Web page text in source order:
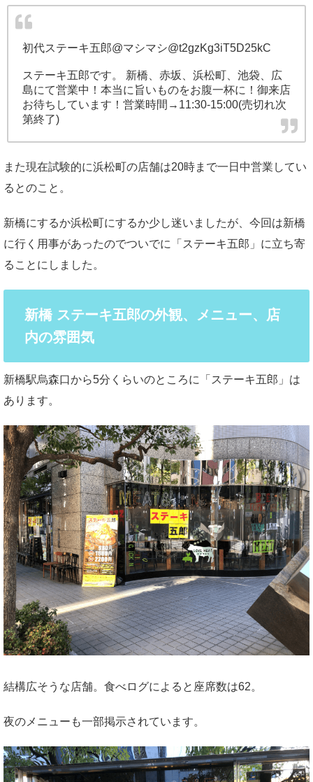
初代ステーキ五郎@マシマシ@t2gzKg3iT5D25kC
ステーキ五郎です。 新橋、赤坂、浜松町、池袋、広
島にて営業中！本当に旨いものをお腹一杯に！御来店
お待ちしています！営業時間→11:30-15:00(売切れ次
第終了)
また現在試験的に浜松町の店舗は20時まで一日中営業してい
るとのこと。
新橋にするか浜松町にするか少し迷いましたが、今回は新橋
に行く用事があったのでついでに「ステーキ五郎」に立ち寄
ることにしました。
新橋 ステーキ五郎の外観、メニュー、店
内の雰囲気
新橋駅烏森口から5分くらいのところに「ステーキ五郎」は
あります。
結構広そうな店舗。食べログによると座席数は62。
夜のメニューも一部掲示されています。